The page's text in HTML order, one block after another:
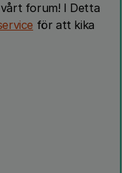
forum! I Detta
för att kika